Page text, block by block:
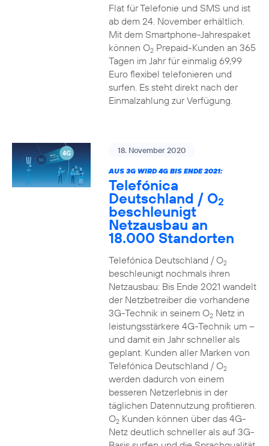
Flat für Telefonie und SMS und ist
ab dem 24. November erhältlich.
Mit dem Smartphone-Jahrespaket
können O2Prepaid-Kunden an 365
Tagen im Jahr für einmalig 69,99
Euro flexibel telefonieren und
surfen. Es steht direkt nach der
Einmalzahlung zur Verfügung.
18. November 2020
AUS 3G WIRD 4G BIS ENDE 2021:
Telefónica
Deutschland / O2
beschleunigt
Netzausbau an
18.000 Standorten
Telefónica Deutschland / O2
beschleunigt nochmals ihren
Netzausbau: Bis Ende 2021 wandelt
der Netzbetreiber die vorhandene
3G-Technik in seinem O2Netz in
leistungsstärkere 4G-Technik um –
und damit ein Jahr schneller als
geplant. Kunden aller Marken von
Telefónica Deutschland / O2
werden dadurch von einem
besseren Netzerlebnis in der
täglichen Datennutzung profitieren.
O2Kunden können über das 4G-
Netz deutlich schneller als auf 3G-